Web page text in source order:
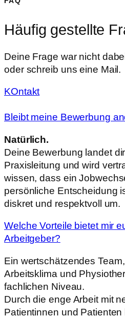
Häufig gestellte
Deine Frage war nicht
oder schreib uns eine Mail.
KOntakt
Bleibt meine Bewerbung
Natürlich.
Deine Bewerbung landet
Praxisleitung und wird
wissen, dass ein
persönliche Entscheidung
diskret und respektvoll um.
Welche Vorteile bietet mir
Arbeitgeber?
Ein wertschätzendes
Arbeitsklima und
fachlichen Niveau.
Durch die enge Arbeit mit
Patientinnen und Patienten